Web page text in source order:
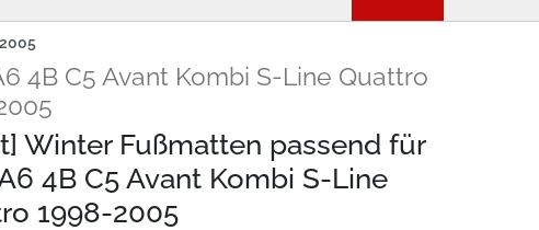
4B C5 Avant Kombi S-Line Quattro
Winter Fußmatten passend für
4B C5 Avant Kombi S-Line
1998-2005